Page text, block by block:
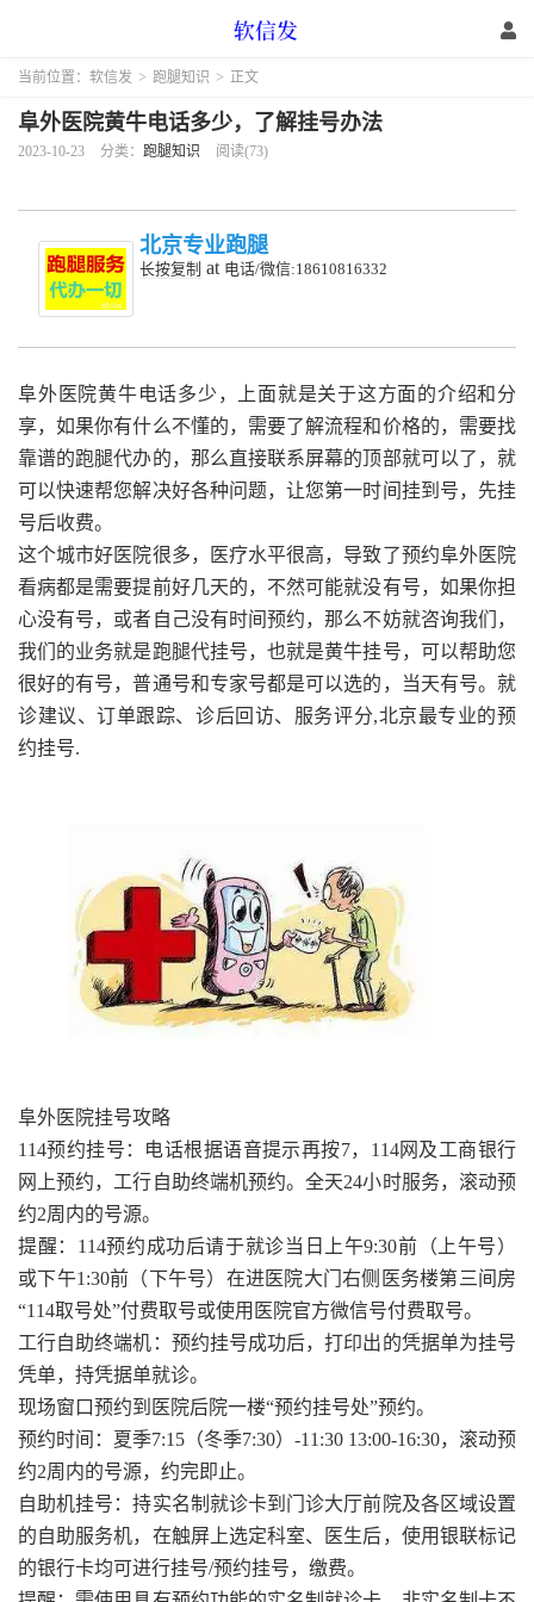
当前位置： 软信发 > 跑腿知识 > 正文
阜外医院黄牛电话多少，了解挂号办法
2023-10-23 分类： 跑腿知识 阅读(73)
北京专业跑腿
长按复制 at 电话/微信:18610816332
阜外医院黄牛电话多少，上面就是关于这方面的介绍和分
享，如果你有什么不懂的，需要了解流程和价格的，需要找
靠谱的跑腿代办的，那么直接联系屏幕的顶部就可以了，就
可以快速帮您解决好各种问题，让您第一时间挂到号，先挂
号后收费。
这个城市好医院很多，医疗水平很高，导致了预约阜外医院
看病都是需要提前好几天的，不然可能就没有号，如果你担
心没有号，或者自己没有时间预约，那么不妨就咨询我们，
我们的业务就是跑腿代挂号，也就是黄牛挂号，可以帮助您
很好的有号，普通号和专家号都是可以选的，当天有号。就
诊建议、订单跟踪、诊后回访、服务评分,北京最专业的预
约挂号.
阜外医院挂号攻略
114预约挂号：电话根据语音提示再按7，114网及工商银行
网上预约，工行自助终端机预约。全天24小时服务，滚动预
约2周内的号源。
提醒：114预约成功后请于就诊当日上午9:30前（上午号）
或下午1:30前（下午号）在进医院大门右侧医务楼第三间房
“114取号处”付费取号或使用医院官方微信号付费取号。
工行自助终端机：预约挂号成功后，打印出的凭据单为挂号
凭单，持凭据单就诊。
现场窗口预约到医院后院一楼“预约挂号处”预约。
预约时间：夏季7:15（冬季7:30）-11:30 13:00-16:30，滚动预
约2周内的号源，约完即止。
自助机挂号：持实名制就诊卡到门诊大厅前院及各区域设置
的自助服务机，在触屏上选定科室、医生后，使用银联标记
的银行卡均可进行挂号/预约挂号，缴费。